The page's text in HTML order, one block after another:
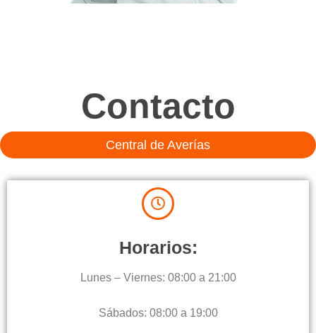
Contacto
Central de Averías
Horarios:
Lunes – Viernes: 08:00 a 21:00
Sábados: 08:00 a 19:00